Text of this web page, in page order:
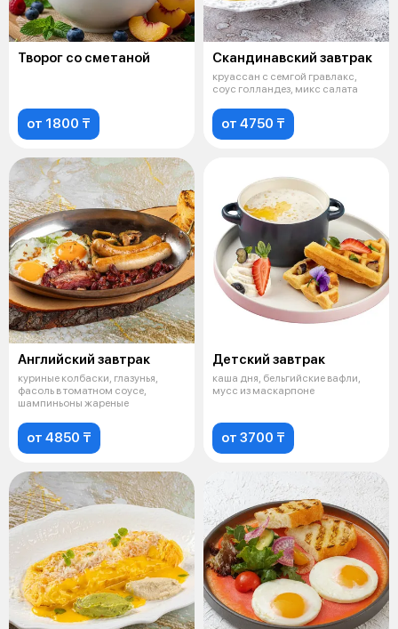
Творог со сметаной
от 1800 ₸
Скандинавский завтрак
круассан с семгой гравлакс,
соус голландез, микс салата
от 4750 ₸
Английский завтрак
куриные колбаски, глазунья,
фасоль в томатном соусе,
шампиньоны жареные
от 4850 ₸
Детский завтрак
каша дня, бельгийские вафли,
мусс из маскарпоне
от 3700 ₸